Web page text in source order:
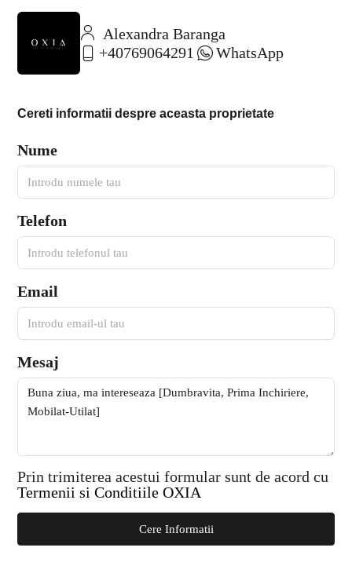
Alexandra Baranga
+40769064291
WhatsApp
Cereti informatii despre aceasta proprietate
Nume
Telefon
Email
Mesaj
Prin trimiterea acestui formular sunt de acord cu
Termenii si Conditiile OXIA
Cere Informatii